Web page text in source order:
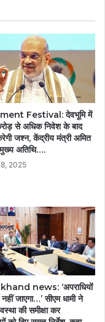
Festival: देवभूमि में
से अधिक निवेश के बाद
जश्न, केंद्रीय मंत्री अमित
मुख्य अतिथि….
2025
news: ‘अपराधियों
जाएगा…’ सीएम धामी ने
की समीक्षा कर